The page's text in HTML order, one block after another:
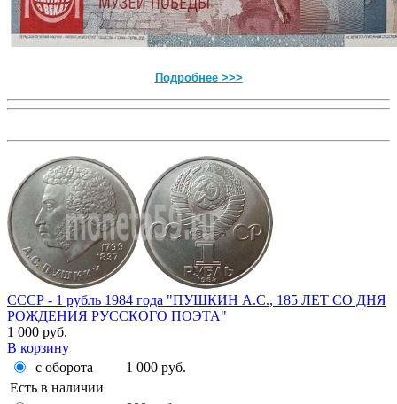
Подробнее >>>
СССР - 1 рубль 1984 года "ПУШКИН А.С., 185 ЛЕТ СО ДНЯ
РОЖДЕНИЯ РУССКОГО ПОЭТА"
1 000 руб.
В корзину
с оборота
1 000 руб.
Есть в наличии